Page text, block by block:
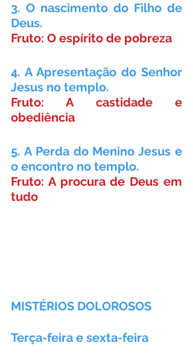
3. O nascimento do Filho de
Deus.
Fruto: O espírito de pobreza
4. A Apresentação do Senhor
Jesus no templo.
Fruto: A castidade e
obediência
5. A Perda do Menino Jesus e
o encontro no templo.
Fruto: A procura de Deus em
tudo
MISTÉRIOS DOLOROSOS
Terça-feira e sexta-feira